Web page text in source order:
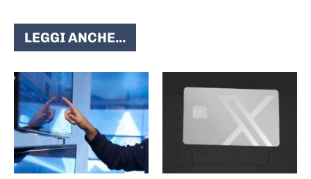
LEGGI ANCHE...